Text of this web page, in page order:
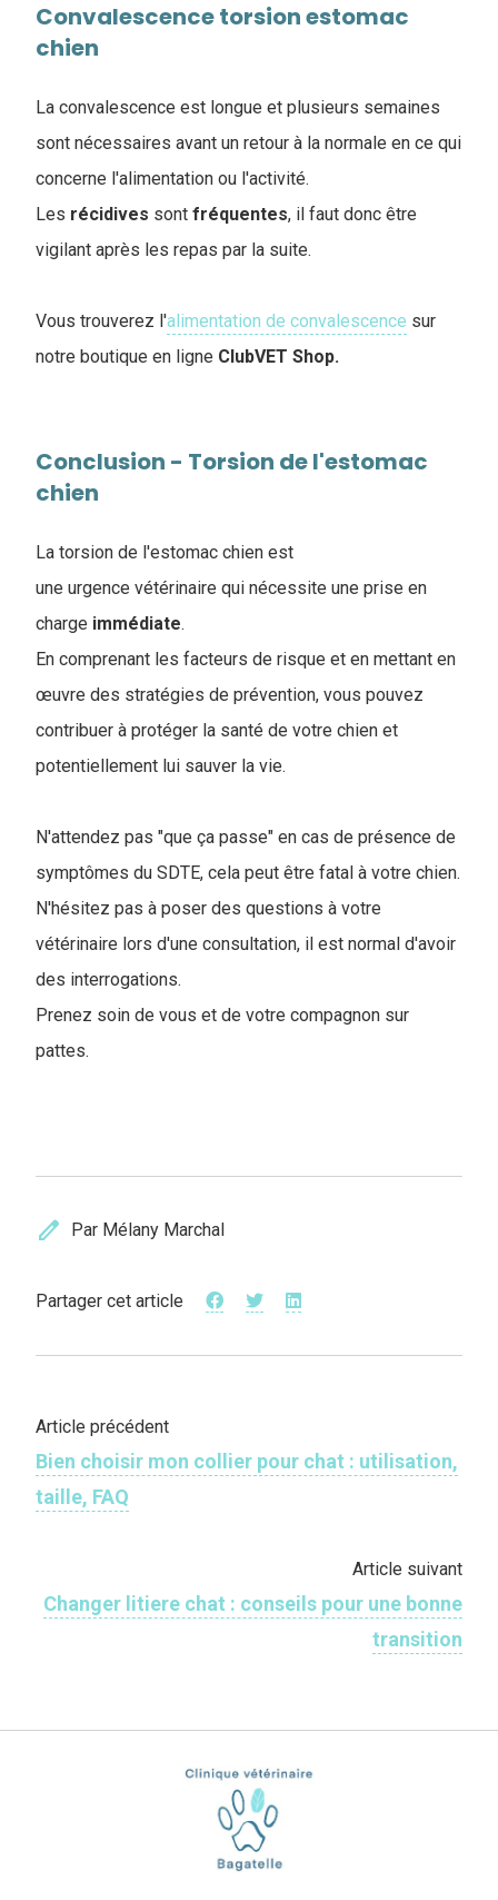
Convalescence torsion estomac
chien
La convalescence est longue et plusieurs semaines
sont nécessaires avant un retour à la normale en ce qui
concerne l'alimentation ou l'activité.
Les récidives sont fréquentes, il faut donc être
vigilant après les repas par la suite.
Vous trouverez l'alimentation de convalescence sur
notre boutique en ligne ClubVET Shop.
Conclusion - Torsion de l'estomac
chien
La torsion de l'estomac chien est
une urgence vétérinaire qui nécessite une prise en
charge immédiate.
En comprenant les facteurs de risque et en mettant en
œuvre des stratégies de prévention, vous pouvez
contribuer à protéger la santé de votre chien et
potentiellement lui sauver la vie.
N'attendez pas "que ça passe" en cas de présence de
symptômes du SDTE, cela peut être fatal à votre chien.
N'hésitez pas à poser des questions à votre
vétérinaire lors d'une consultation, il est normal d'avoir
des interrogations.
Prenez soin de vous et de votre compagnon sur
pattes.
edit Par Mélany Marchal
Partager cet article
Article précédent
Bien choisir mon collier pour chat : utilisation,
taille, FAQ
Article suivant
Changer litiere chat : conseils pour une bonne
transition